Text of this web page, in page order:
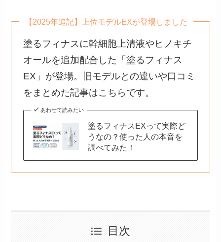
【2025年追記】上位モデルEXが登場しました
塗るフィナスに幹細胞上清液やヒノキチ
オールを追加配合した「塗るフィナス
EX」が登場。旧モデルとの違いや口コミ
をまとめた記事はこちらです。
あわせて読みたい
塗るフィナスEXって実際ど
うなの？使った人の本音を
調べてみた！
目次